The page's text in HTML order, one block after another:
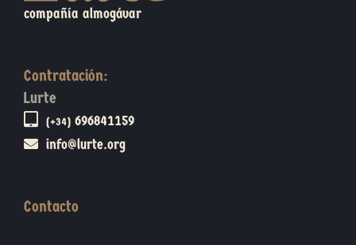
compañía almogávar
Contratación:
Lurte
(+34) 696841159
info@lurte.org
Contacto